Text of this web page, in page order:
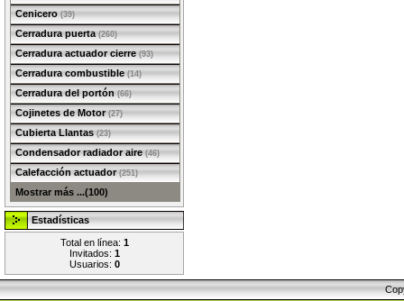
Cenicero (39)
Cerradura puerta (260)
Cerradura actuador cierre (93)
Cerradura combustible (14)
Cerradura del portón (66)
Cojinetes de Motor (27)
Cubierta Llantas (23)
Condensador radiador aire (46)
Calefacción actuador (251)
Mostrar más ...(100)
Estadísticas
Total en línea: 1
Invitados: 1
Usuarios: 0